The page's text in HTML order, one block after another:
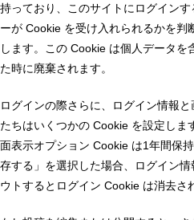
持っており、このサイトにログイン
ーが Cookie を受け入れられるかを判
します。この Cookie は個人データを
た時に廃棄されます。
ログインの際さらに、ログイン情報
たちはいくつかの Cookie を設定し
面表示オプション Cookie は1年間保
存する」を選択した場合、ログイン
ウトするとログイン Cookie は消去さ